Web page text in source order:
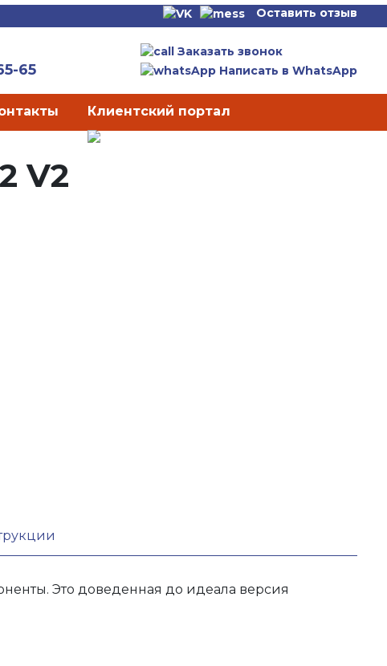
Оставить отзыв
65
Заказать звонок
Написать в WhatsApp
Клиентский портал
V2
Это доведенная до идеала версия